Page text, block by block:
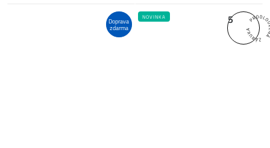
Doprava
zdarma
5
NOVINKA